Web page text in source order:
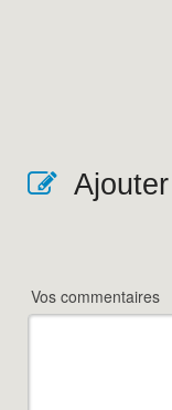
Vos commentaires